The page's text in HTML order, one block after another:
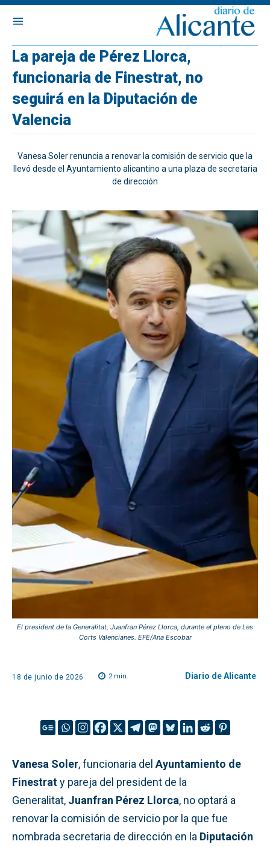
La pareja de Pérez Llorca,
funcionaria de Finestrat, no
seguirá en la Diputación de
Valencia
Vanesa Soler renuncia a renovar la comisión de servicio que la
llevó desde el Ayuntamiento alicantino a una plaza de secretaria
de dirección
El president de la Generalitat, Juanfran Pérez Llorca, durante el pleno de Les
Corts Valencianes. EFE/Ana Escobar
18 de junio de 2026 2min. Diario de Alicante
Vanesa Soler, funcionaria del Ayuntamiento de
Finestraty pareja del president de la
Generalitat, Juanfran Pérez Llorca, no optará a
renovar la comisión de servicio por la que fue
nombrada secretaria de dirección en la Diputación